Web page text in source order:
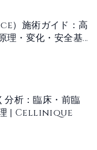
）施術ガイド：高
理・変化・安全基
分析：臨床・前臨
理 | Cellinique